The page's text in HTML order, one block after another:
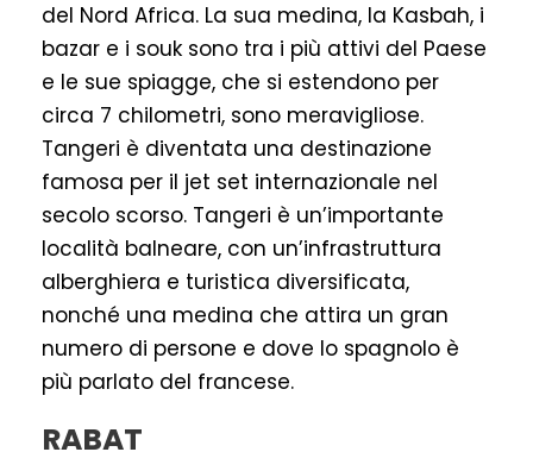
del Nord Africa. La sua medina, la Kasbah, i
bazar e i souk sono tra i più attivi del Paese
e le sue spiagge, che si estendono per
circa 7 chilometri, sono meravigliose.
Tangeri è diventata una destinazione
famosa per il jet set internazionale nel
secolo scorso. Tangeri è un’importante
località balneare, con un’infrastruttura
alberghiera e turistica diversificata,
nonché una medina che attira un gran
numero di persone e dove lo spagnolo è
più parlato del francese.
RABAT